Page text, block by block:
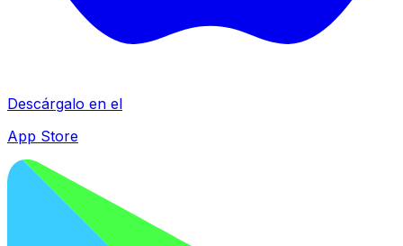
Descárgalo en el
App Store